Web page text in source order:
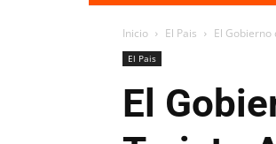
Inicio El Pais El
El Pais
El